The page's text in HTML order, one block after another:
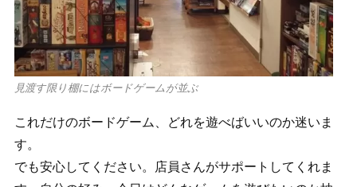
見渡す限り棚にはボードゲームが並ぶ
これだけのボードゲーム、どれを遊べばいいのか迷いま
す。
でも安心してください。店員さんがサポートしてくれま